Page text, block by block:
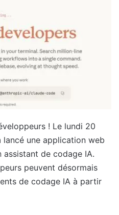
! Le lundi 20
une application web
assistant de codage IA.
peuvent désormais
de codage IA à partir